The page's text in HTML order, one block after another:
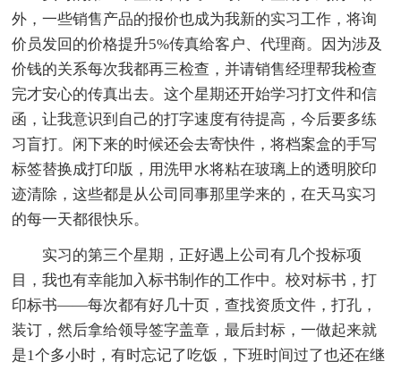
外，一些销售产品的报价也成为我新的实习工作，将询
价员发回的价格提升5%传真给客户、代理商。因为涉及
价钱的关系每次我都再三检查，并请销售经理帮我检查
完才安心的传真出去。这个星期还开始学习打文件和信
函，让我意识到自己的打字速度有待提高，今后要多练
习盲打。闲下来的时候还会去寄快件，将档案盒的手写
标签替换成打印版，用洗甲水将粘在玻璃上的透明胶印
迹清除，这些都是从公司同事那里学来的，在天马实习
的每一天都很快乐。
实习的第三个星期，正好遇上公司有几个投标项
目，我也有幸能加入标书制作的工作中。校对标书，打
印标书——每次都有好几十页，查找资质文件，打孔，
装订，然后拿给领导签字盖章，最后封标，一做起来就
是1个多小时，有时忘记了吃饭，下班时间过了也还在继